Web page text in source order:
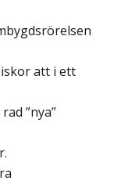
att i ett
”nya”